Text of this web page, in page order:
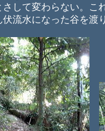
して変わらない。こ
流水になった谷を渡